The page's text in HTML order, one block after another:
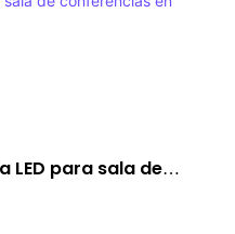
LED para sala de